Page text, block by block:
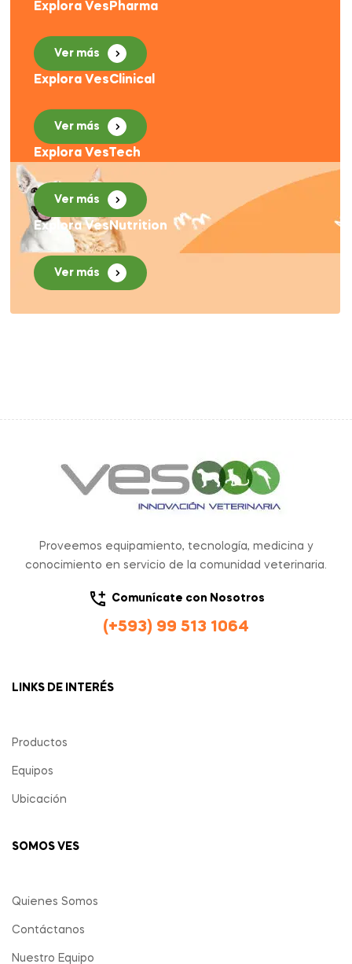
Explora VesPharma
Ver más
Explora VesClinical
Ver más
Explora VesTech
Ver más
Explora VesNutrition
Ver más
Proveemos equipamiento, tecnología, medicina y
conocimiento en servicio de la comunidad veterinaria.
Comunícate con Nosotros
(+593) 99 513 1064
LINKS DE INTERÉS
Productos
Equipos
Ubicación
SOMOS VES
Quienes Somos
Contáctanos
Nuestro Equipo